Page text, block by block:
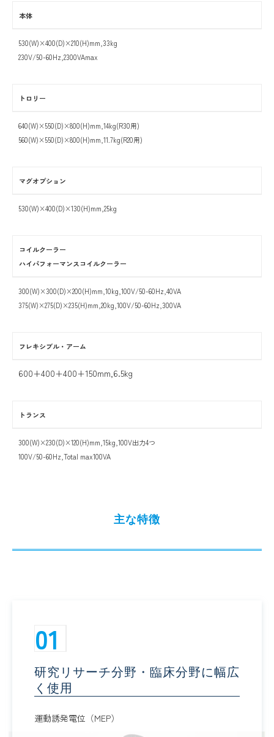
本体
530(W)×400(D)×210(H)mm,33kg
230V/50-60Hz,2300VAmax
トロリー
640(W)×550(D)×800(H)mm,14kg(R30用)
560(W)×550(D)×800(H)mm,11.7kg(R20用)
マグオプション
530(W)×400(D)×130(H)mm,25kg
コイルクーラー
ハイパフォーマンスコイルクーラー
300(W)×300(D)×200(H)mm,10kg,100V/50-60Hz,40VA
375(W)×275(D)×235(H)mm,20kg,100V/50-60Hz,300VA
フレキシブル・アーム
600+400+400+150mm,6.5kg
トランス
300(W)×230(D)×120(H)mm,15kg,100V出力4つ
100V/50-60Hz,Total max100VA
主な特徴
01
研究リサーチ分野・臨床分野に幅広
く使用
運動誘発電位（MEP）